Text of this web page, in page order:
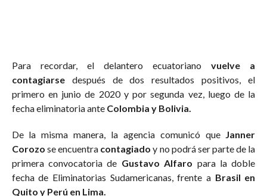
Para recordar, el delantero ecuatoriano vuelve a
contagiarsedespués de dos resultados positivos, el
primero en junio de 2020 y por segunda vez, luego de la
fecha eliminatoria ante Colombia y Bolivia.
De la misma manera, la agencia comunicó queJanner
Corozo se encuentracontagiado y no podrá ser parte de la
primera convocatoria de Gustavo Alfaro para la doble
fecha de Eliminatorias Sudamericanas, frente a Brasil en
Quito y Perú en Lima.